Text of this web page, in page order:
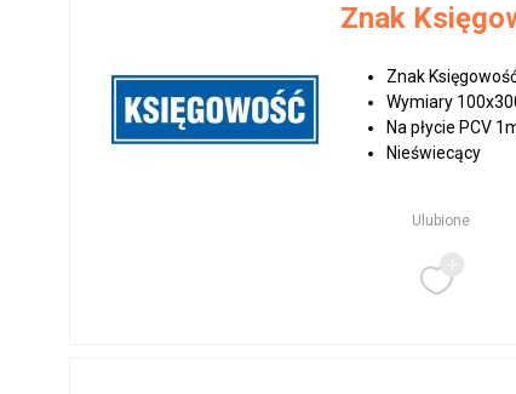
Znak
Znak
Wymiary
Na płycie PCV
Nieświecący
Ulubione